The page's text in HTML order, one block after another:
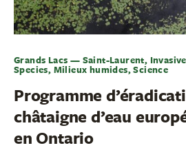
Grands Lacs — Saint-Laurent,
Species, Milieux humides, Science
Programme
châtaigne d’eau
en Ontario